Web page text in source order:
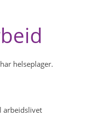
helseplager.
arbeidslivet